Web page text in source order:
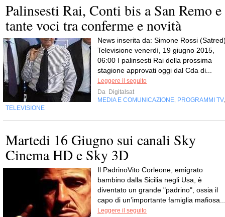
Palinsesti Rai, Conti bis a San Remo e
tante voci tra conferme e novità
News inserita da: Simone Rossi
Televisione venerdì, 19 giugno 2015,
06:00 I palinsesti Rai della prossima
stagione approvati oggi dal Cda di...
Leggere il seguito
Da Digitalsat
MEDIA E COMUNICAZIONE PROGRAMMI TV
TELEVISIONE
Martedi 16 Giugno sui canali Sky
Cinema HD e Sky 3D
Il PadrinoVito Corleone, emigrato
bambino dalla Sicilia negli Usa, è
diventato un grande "padrino", ossia il
capo di un’importante famiglia
Leggere il seguito